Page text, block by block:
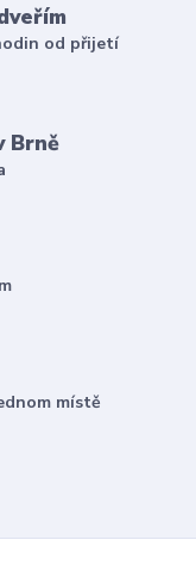
od přijetí
Brně
místě